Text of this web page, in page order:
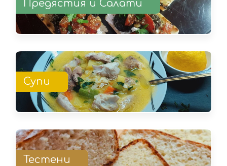
Предястия и Салати
Супи
Тестени